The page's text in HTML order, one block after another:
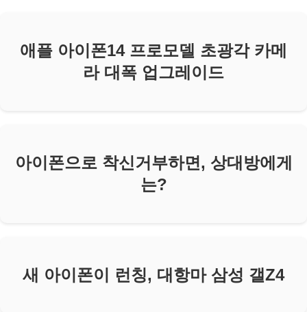
애플 아이폰14 프로모델 초광각 카메
라 대폭 업그레이드
아이폰으로 착신거부하면, 상대방에게
는?
새 아이폰이 런칭, 대항마 삼성 갤Z4